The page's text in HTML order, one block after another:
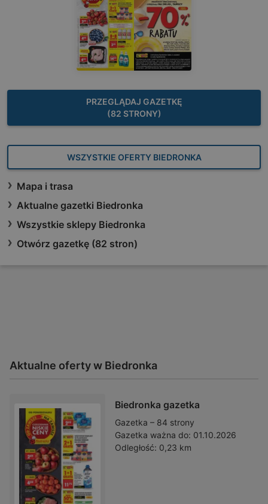
PRZEGLĄDAJ GAZETKĘ
(82 STRONY)
WSZYSTKIE OFERTY BIEDRONKA
Mapa i trasa
Aktualne gazetki Biedronka
Wszystkie sklepy Biedronka
Otwórz gazetkę (82 stron)
Aktualne oferty w Biedronka
Biedronka gazetka
Gazetka – 84 strony
Gazetka ważna do: 01.10.2026
Odległość: 0,23 km